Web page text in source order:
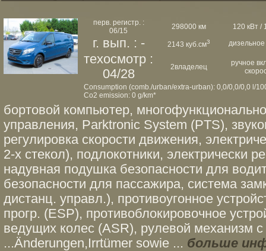
перв. регистр. :
06/15
298000 км 120 кВт /
г. вып. : - 2143 куб.см3
техосмотр :
04/28
2владелец
ручное
Consumption (comb./urban/extra-urban): 0,0/0,0/0,0 l/
Co2 emission: 0 g/km*
бортовой компьютер,
управления, Parktronic System (PTS),
регулировка скорости движения,
2-х стекол), подлокотники, электрически
надувная подушка безопасности для
безопасности для пассажира, система
дистанц. управл.), противоугонное
прогр. (ESP), противоблокировочное
ведущих колес (ASR), рулевой механизм
...Änderungen,Irrtümer sowie ... больше